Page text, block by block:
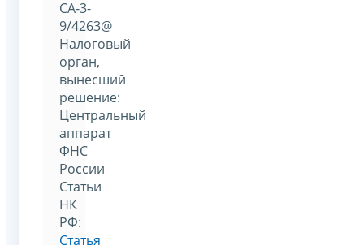
СА-3-
9/4263@
Налоговый
орган,
вынесший
решение:
Центральный
аппарат
ФНС
России
Статьи
НК
РФ:
Статья